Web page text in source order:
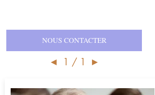
NOUS CONTACTER
◄ 1 / 1 ►